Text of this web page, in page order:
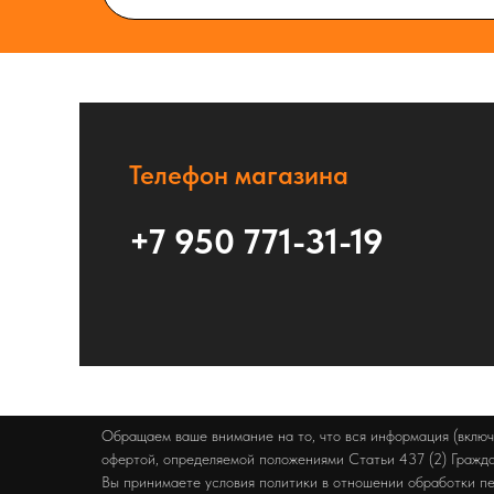
Телефон магазина
+7 950 771-31-19
Обращаем ваше внимание на то, что вся информация
офертой, определяемой положениями Статьи 437 (2)
Вы принимаете условия политики в отношении обработки